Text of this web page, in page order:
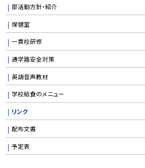
部活動方針・紹介
保健室
一貫校研修
通学路安全対策
英語音声教材
学校給食のメニュー
リンク
配布文書
予定表